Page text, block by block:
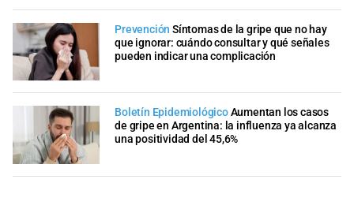
Prevención Síntomas de la gripe que no hay
que ignorar: cuándo consultar y qué señales
pueden indicar una complicación
Boletín EpidemiológicoAumentan los casos
de gripe en Argentina: la influenza ya alcanza
una positividad del 45,6%